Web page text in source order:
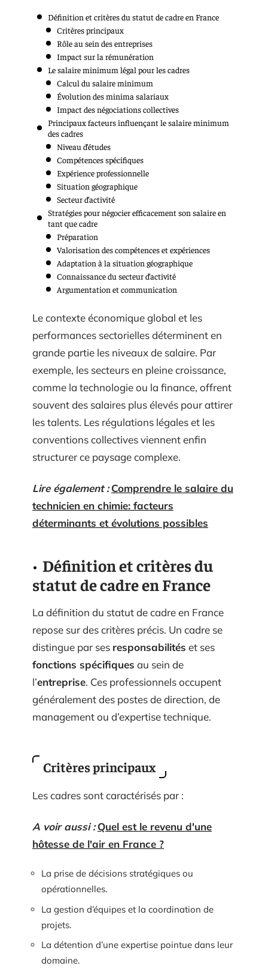
Définition et critères du statut de cadre en France
Critères principaux
Rôle au sein des entreprises
Impact sur la rémunération
Le salaire minimum légal pour les cadres
Calcul du salaire minimum
Évolution des minima salariaux
Impact des négociations collectives
Principaux facteurs influençant le salaire minimum
des cadres
Niveau d’études
Compétences spécifiques
Expérience professionnelle
Situation géographique
Secteur d’activité
Stratégies pour négocier efficacement son salaire en
tant que cadre
Préparation
Valorisation des compétences et expériences
Adaptation à la situation géographique
Connaissance du secteur d’activité
Argumentation et communication
Le contexte économique global et les
performances sectorielles déterminent en
grande partie les niveaux de salaire. Par
exemple, les secteurs en pleine croissance,
comme la technologie ou la finance, offrent
souvent des salaires plus élevés pour attirer
les talents. Les régulations légales et les
conventions collectives viennent enfin
structurer ce paysage complexe.
Lire également : Comprendre le salaire du
technicien en chimie: facteurs
déterminants et évolutions possibles
Définition et critères du
statut de cadre en France
La définition du statut de cadre en France
repose sur des critères précis. Un cadre se
distingue par ses responsabilités et ses
fonctions spécifiques au sein de
l’entreprise. Ces professionnels occupent
généralement des postes de direction, de
management ou d’expertise technique.
Critères principaux
Les cadres sont caractérisés par :
A voir aussi : Quel est le revenu d'une
hôtesse de l'air en France ?
La prise de décisions stratégiques ou
opérationnelles.
La gestion d’équipes et la coordination de
projets.
La détention d’une expertise pointue dans leur
domaine.